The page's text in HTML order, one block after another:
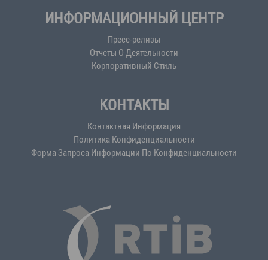
ИНФОРМАЦИОННЫЙ ЦЕНТР
Пресс-релизы
Отчеты О Деятельности
Корпоративный Стиль
КОНТАКТЫ
Контактная Информация
Политика Конфиденциальности
Форма Запроса Информации По Конфиденциальности